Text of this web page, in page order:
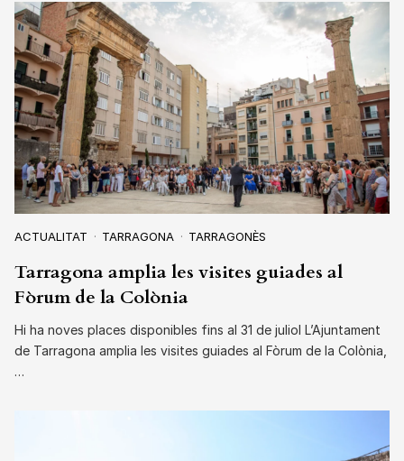
ACTUALITAT TARRAGONA TARRAGONÈS
Tarragona amplia les visites guiades al
Fòrum de la Colònia
Hi ha noves places disponibles fins al 31 de juliol L’Ajuntament
de Tarragona amplia les visites guiades al Fòrum de la Colònia,
…